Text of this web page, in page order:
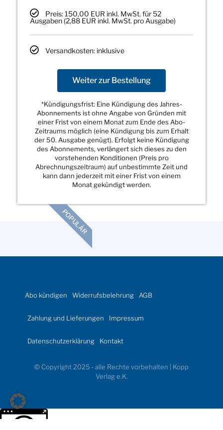
Preis: 150,00 EUR inkl. MwSt. für 52
Ausgaben (2,88 EUR inkl. MwSt. pro Ausgabe)
Versandkosten: inklusive
Weiter zur Bestellung
*Kündigungsfrist: Eine Kündigung des Jahres-
Abonnements ist ohne Angabe von Gründen mit
einer Frist von einem Monat zum Ende des Abo-
Zeitraums möglich (eine Kündigung bis zum Erhalt
der 50. Ausgabe genügt). Erfolgt keine Kündigung
des Abonnements, verlängert sich dieses zu den
vorstehenden Konditionen (Preis pro
Abrechnungszeitraum) auf unbestimmte Zeit und
kann dann jederzeit mit einer Frist von einem
Monat gekündigt werden.
POPULÄR
Abo kündigen Widerrufsbelehrung AGB
Zahlung und Lieferungen Impressum
Datenschutzerklärung Kontakt
© Copyright 2025 - alle Rechte vorbehalten | Kopp
Verlag e.K.
Weitere Informationen über den gesperrten Inhalt.